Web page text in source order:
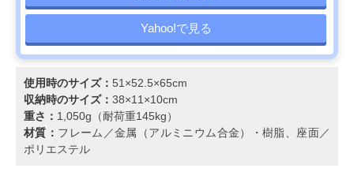
Yahoo!で見る
使用時のサイズ： 51×52.5×65cm
収納時のサイズ： 38×11×10cm
重さ： 1,050g（耐荷重145kg）
材質： フレーム／金属（アルミニウム合金）・樹脂、座面／
ポリエステル